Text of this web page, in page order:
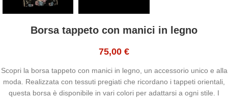
Borsa tappeto con manici in legno
75,00 €
Scopri la borsa tappeto con manici in legno, un accessorio unico e alla
moda. Realizzata con tessuti pregiati che ricordano i tappeti orientali,
questa borsa è disponibile in vari colori per adattarsi a ogni stile. I